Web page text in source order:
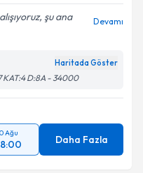
şu ana
Devamı
Haritada Göster
KAT:4 D:8A - 34000
Ağu
Daha Fazla